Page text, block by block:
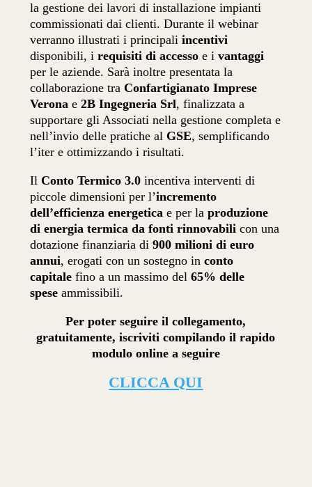
la gestione dei lavori di installazione impianti
commissionati dai clienti. Durante il webinar
verranno illustrati i principaliincentivi
disponibili, irequisiti di accesso e ivantaggi
per le aziende. Sarà inoltre presentata la
collaborazione tra Confartigianato Imprese
Verona e2B Ingegneria Srl, finalizzata a
supportare gli Associati nella gestione completa e
nell’invio delle pratiche al GSE, semplificando
l’iter e ottimizzando i risultati.
Il Conto Termico 3.0 incentiva interventi di
piccole dimensioni per l’incremento
dell’efficienza energeticae per laproduzione
di energia termica da fonti rinnovabili con una
dotazione finanziaria di900 milioni di euro
annui, erogati con un sostegno inconto
capitale fino a un massimo del65% delle
spese ammissibili.
Per poter seguire il collegamento,
gratuitamente, iscriviti compilando il rapido
modulo online a seguire
CLICCA QUI